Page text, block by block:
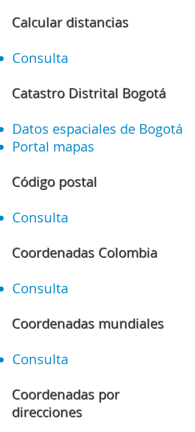
Calcular distancias
Consulta
Catastro Distrital Bogotá
Datos espaciales de Bogotá
Portal mapas
Código postal
Consulta
Coordenadas Colombia
Consulta
Coordenadas mundiales
Consulta
Coordenadas por
direcciones